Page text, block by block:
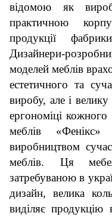
відомою як
практичною
продукції
Дизайнери-
моделей меблів
естетичного та
виробу, але і
ергономіці
меблів
виробництвом
меблів. Ця
затребуваною в
дизайн, велика
виділяє продукцію